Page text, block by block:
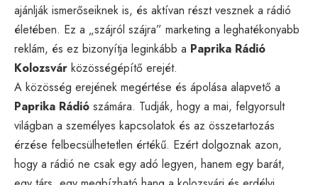
ajánlják ismerőseiknek is, és aktívan részt vesznek a rádió
életében. Ez a „szájról szájra” marketing a leghatékonyabb
reklám, és ez bizonyítja leginkább a Paprika Rádió
Kolozsvár közösségépítő erejét.
A közösség erejének megértése és ápolása alapvető a
Paprika Rádió számára. Tudják, hogy a mai, felgyorsult
világban a személyes kapcsolatok és az összetartozás
érzése felbecsülhetetlen értékű. Ezért dolgoznak azon,
hogy a rádió ne csak egy adó legyen, hanem egy barát,